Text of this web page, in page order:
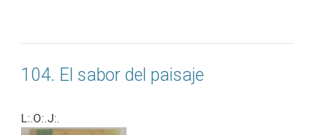
104. El sabor del paisaje
L:.O:.J:.